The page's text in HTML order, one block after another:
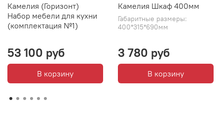
Камелия (Горизонт)
Набор мебели для кухни
(комплектация №1)
53 100 руб
В корзину
Камелия Шкаф 400мм
Габаритные размеры:
400*315*690мм
3 780 руб
В корзину